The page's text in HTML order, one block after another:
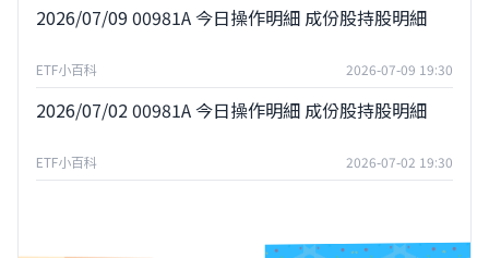
2026/07/09 00981A 今日操作明細 成份股持股明細
ETF小百科 2026-07-09 19:30
2026/07/02 00981A 今日操作明細 成份股持股明細
ETF小百科 2026-07-02 19:30